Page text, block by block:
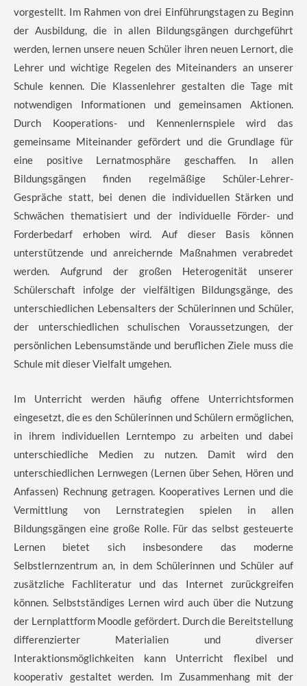
vorgestellt. Im Rahmen von drei Einführungstagen zu Beginn
der Ausbildung, die in allen Bildungsgängen durchgeführt
werden, lernen unsere neuen Schüler ihren neuen Lernort, die
Lehrer und wichtige Regelen des Miteinanders an unserer
Schule kennen. Die Klassenlehrer gestalten die Tage mit
notwendigen Informationen und gemeinsamen Aktionen.
Durch Kooperations- und Kennenlernspiele wird das
gemeinsame Miteinander gefördert und die Grundlage für
eine positive Lernatmosphäre geschaffen. In allen
Bildungsgängen finden regelmäßige Schüler-Lehrer-
Gespräche statt, bei denen die individuellen Stärken und
Schwächen thematisiert und der individuelle Förder- und
Forderbedarf erhoben wird. Auf dieser Basis können
unterstützende und anreichernde Maßnahmen verabredet
werden. Aufgrund der großen Heterogenität unserer
Schülerschaft infolge der vielfältigen Bildungsgänge, des
unterschiedlichen Lebensalters der Schülerinnen und Schüler,
der unterschiedlichen schulischen Voraussetzungen, der
persönlichen Lebensumstände und beruflichen Ziele muss die
Schule mit dieser Vielfalt umgehen.
Im Unterricht werden häufig offene Unterrichtsformen
eingesetzt, die es den Schülerinnen und Schülern ermöglichen,
in ihrem individuellen Lerntempo zu arbeiten und dabei
unterschiedliche Medien zu nutzen. Damit wird den
unterschiedlichen Lernwegen (Lernen über Sehen, Hören und
Anfassen) Rechnung getragen. Kooperatives Lernen und die
Vermittlung von Lernstrategien spielen in allen
Bildungsgängen eine große Rolle. Für das selbst gesteuerte
Lernen bietet sich insbesondere das moderne
Selbstlernzentrum an, in dem Schülerinnen und Schüler auf
zusätzliche Fachliteratur und das Internet zurückgreifen
können. Selbstständiges Lernen wird auch über die Nutzung
der Lernplattform Moodle gefördert. Durch die Bereitstellung
differenzierter Materialien und diverser
Interaktionsmöglichkeiten kann Unterricht flexibel und
kooperativ gestaltet werden. Im Zusammenhang mit der